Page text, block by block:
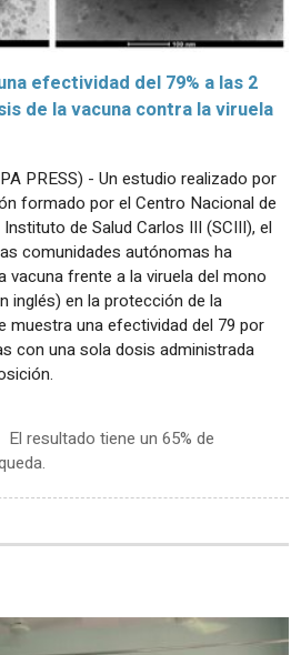
efectividad del 79% a las 2
de la vacuna contra la viruela
PRESS) - Un estudio realizado por
formado por el Centro Nacional de
de Salud Carlos III (SCIII), el
comunidades autónomas ha
vacuna frente a la viruela del mono
inglés) en la protección de la
muestra una efectividad del 79 por
con una sola dosis administrada
El resultado tiene un 65% de